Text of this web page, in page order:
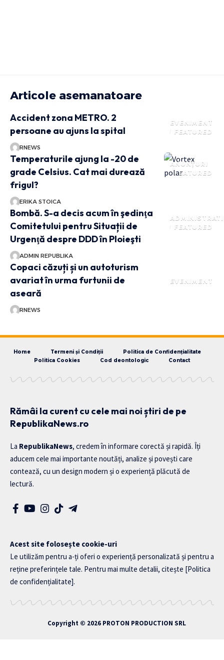
Articole asemanatoare
EVENIMENT
FEATURED
Accident zona METRO. 2
persoane au ajuns la spital
RNEWS
ANUNȚURI
FEATURED
Temperaturile ajung la -20 de
grade Celsius. Cat mai durează
frigul?
ERIKA STOICA
FEATURED
Bombă. S-a decis acum în şedinţa
Comitetului pentru Situații de
Urgenţă despre DDD în Ploieşti
ADMIN REPUBLIKA
EVENIMENT
Copaci căzuți și un autoturism
avariat în urma furtunii de
aseară
RNEWS
Home Termeni și Condiții
Politica de Confidențialitate
Politica Cookies
Cod deontologic Contact
Rămâi la curent cu cele mai noi știri de pe
RepublikaNews.ro
La RepublikaNews, credem în informare corectă și rapidă. Îți
aducem cele mai importante noutăți, analize și povești care
contează, cu un design modern și o experiență plăcută de
lectură.
Acest site folosește cookie-uri
Le utilizăm pentru a-ți oferi o experiență personalizată și pentru a
reține preferințele tale. Pentru mai multe detalii, citește [Politica
de confidențialitate].
Copyright © 2026 PROTON PRODUCTION SRL